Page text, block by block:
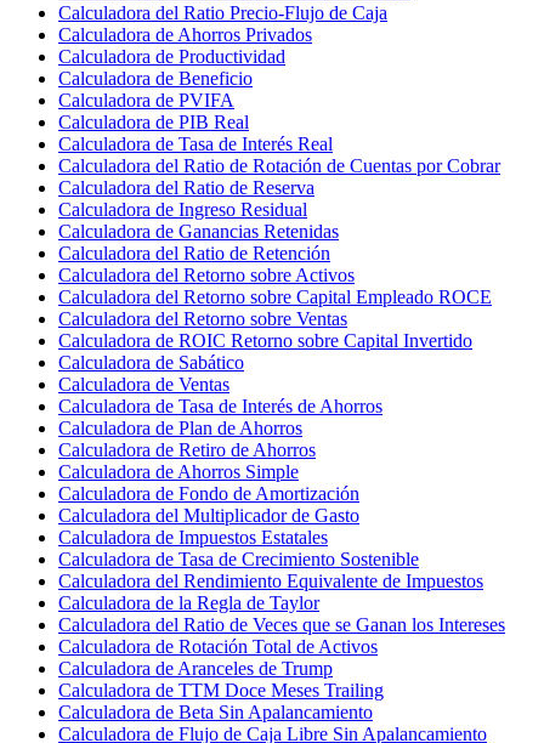
Calculadora del Ratio Precio-Flujo de Caja
Calculadora de Ahorros Privados
Calculadora de Productividad
Calculadora de Beneficio
Calculadora de PVIFA
Calculadora de PIB Real
Calculadora de Tasa de Interés Real
Calculadora del Ratio de Rotación de Cuentas por Cobrar
Calculadora del Ratio de Reserva
Calculadora de Ingreso Residual
Calculadora de Ganancias Retenidas
Calculadora del Ratio de Retención
Calculadora del Retorno sobre Activos
Calculadora del Retorno sobre Capital Empleado ROCE
Calculadora del Retorno sobre Ventas
Calculadora de ROIC Retorno sobre Capital Invertido
Calculadora de Sabático
Calculadora de Ventas
Calculadora de Tasa de Interés de Ahorros
Calculadora de Plan de Ahorros
Calculadora de Retiro de Ahorros
Calculadora de Ahorros Simple
Calculadora de Fondo de Amortización
Calculadora del Multiplicador de Gasto
Calculadora de Impuestos Estatales
Calculadora de Tasa de Crecimiento Sostenible
Calculadora del Rendimiento Equivalente de Impuestos
Calculadora de la Regla de Taylor
Calculadora del Ratio de Veces que se Ganan los Intereses
Calculadora de Rotación Total de Activos
Calculadora de Aranceles de Trump
Calculadora de TTM Doce Meses Trailing
Calculadora de Beta Sin Apalancamiento
Calculadora de Flujo de Caja Libre Sin Apalancamiento